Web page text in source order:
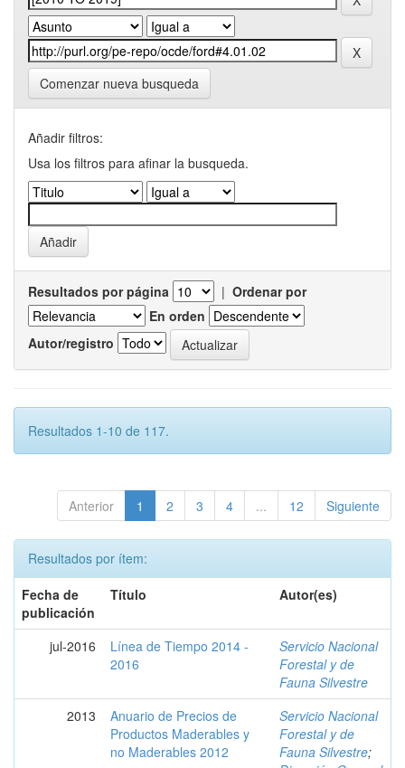
Comenzar nueva busqueda
Añadir filtros:
Usa los filtros para afinar la busqueda.
Resultados por página | Ordenar por
En orden
Autor/registro
Resultados 1-10 de 117.
Anterior 1 2 3 4 ... 12 Siguiente
Resultados por ítem:
Fecha de
publicación
Título Autor(es)
jul-2016
Línea de Tiempo 2014 -
2016
Servicio Nacional
Forestal y de
Fauna Silvestre
2013
Anuario de Precios de
Productos Maderables y
no Maderables 2012
Servicio Nacional
Forestal y de
Fauna Silvestre;